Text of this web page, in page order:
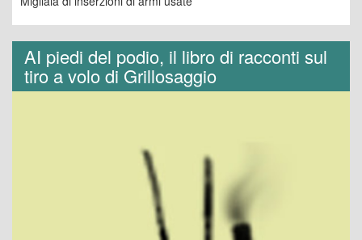
AI piedi del podio, il libro di racconti sul
tiro a volo di Grillosaggio